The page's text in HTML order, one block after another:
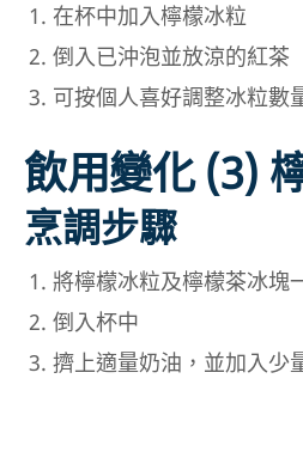
在杯中加入檸檬冰粒
倒入已沖泡並放涼的紅茶
可按個人喜好調整冰粒數
飲用變化 (3)
烹調步驟
將檸檬冰粒及檸檬茶冰塊
倒入杯中
擠上適量奶油，並加入少